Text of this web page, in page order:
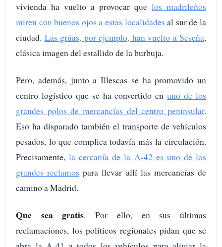
vivienda ha vuelto a provocar que los madrileños
miren con buenos ojos a estas localidades al sur de la
ciudad. Las grúas, por ejemplo, han vuelto a Seseña,
clásica imagen del estallido de la burbuja.
Pero, además, junto a Illescas se ha promovido un
centro logístico que se ha convertido enuno de los
grandes polos de mercancías del centro peninsular.
Eso ha disparado también el transporte de vehículos
pesados, lo que complica todavía más la circulación.
Precisamente,la cercanía de la A-42 es uno de los
grandes reclamos para llevar allí las mercancías de
camino a Madrid.
Que sea gratis. Por ello, en sus últimas
reclamaciones, los políticos regionales pidan que se